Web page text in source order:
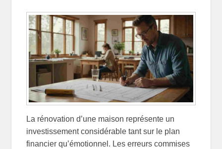
La rénovation d’une maison représente un
investissement considérable tant sur le plan
financier qu’émotionnel. Les erreurs commises